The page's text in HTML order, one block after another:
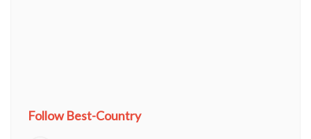
Follow Best-Country